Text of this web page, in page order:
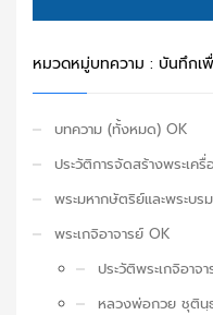
หมวดหมู่บทความ : บันทึกเ
บทความ (ทั้งหมด) OK
ประวัติการจัดสร้างพระเค
พระมหากษัตริย์และพระบร
พระเกจิอาจารย์ OK
ประวัติพระเกจิอาจ
หลวงพ่อกวย ชุตินฺ